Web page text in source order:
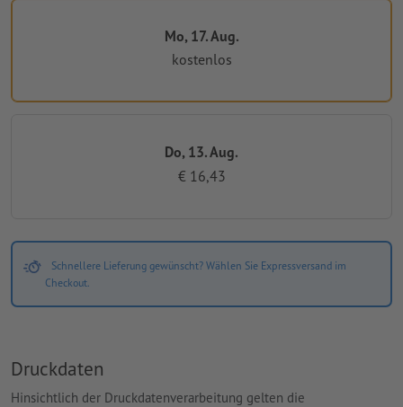
Mo, 17. Aug.
kostenlos
Do, 13. Aug.
€ 16,43
Schnellere Lieferung gewünscht? Wählen Sie Expressversand im
Checkout.
Druckdaten
Hinsichtlich der Druckdatenverarbeitung gelten die